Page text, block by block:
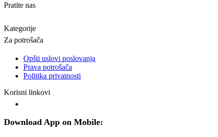
Pratite nas
Kategorije
Za potrošača
Opšti uslovi poslovanja
Prava potrošača
Politika privatnosti
Korisni linkovi
Download App on Mobile: